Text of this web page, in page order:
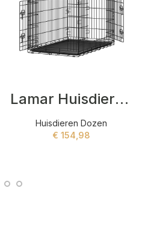
Lamar Huisdieren dozen Zwart
Huisdieren Dozen
€ 154,98